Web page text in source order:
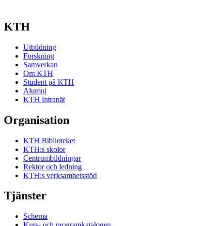
KTH
Utbildning
Forskning
Samverkan
Om KTH
Student på KTH
Alumni
KTH Intranät
Organisation
KTH Biblioteket
KTH:s skolor
Centrumbildningar
Rektor och ledning
KTH:s verksamhetsstöd
Tjänster
Schema